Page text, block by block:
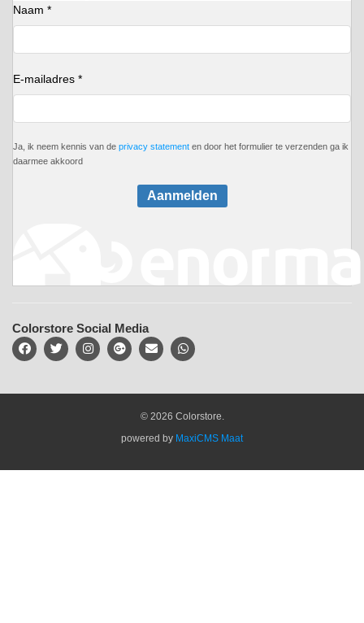
Naam *
E-mailadres *
Ja, ik neem kennis van de privacy statement en door het formulier te verzenden ga ik
daarmee akkoord
Aanmelden
Colorstore Social Media
© 2026 Colorstore.
powered by MaxiCMS Maat